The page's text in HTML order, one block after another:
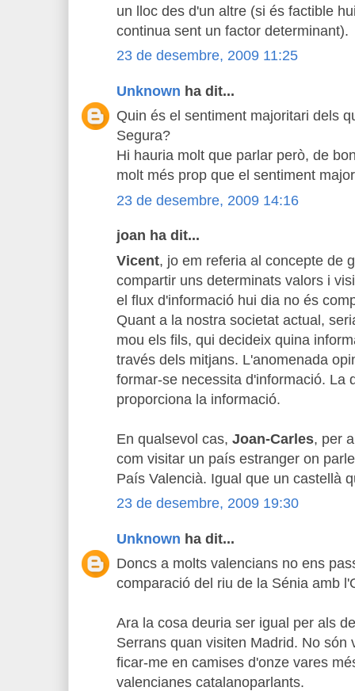
un lloc des d'un altre (si és factible
continua sent un factor determinant).
23 de desembre, 2009 11:25
Unknown ha dit...
Quin és el sentiment majoritari dels
Segura?
Hi hauria molt que parlar però, de
molt més prop que el sentiment
23 de desembre, 2009 14:16
joan ha dit...
Vicent, jo em referia al concepte de
compartir uns determinats valors i
el flux d'informació hui dia no és
Quant a la nostra societat actual,
mou els fils, qui decideix quina
través dels mitjans. L'anomenada
formar-se necessita d'informació. La
proporciona la informació.
En qualsevol cas, Joan-Carles, per
com visitar un país estranger on
País Valencià. Igual que un castellà
23 de desembre, 2009 19:30
Unknown ha dit...
Doncs a molts valencians no ens
comparació del riu de la Sénia amb
Ara la cosa deuria ser igual per als
Serrans quan visiten Madrid. No són
ficar-me en camises d'onze vares
valencianes catalanoparlants.